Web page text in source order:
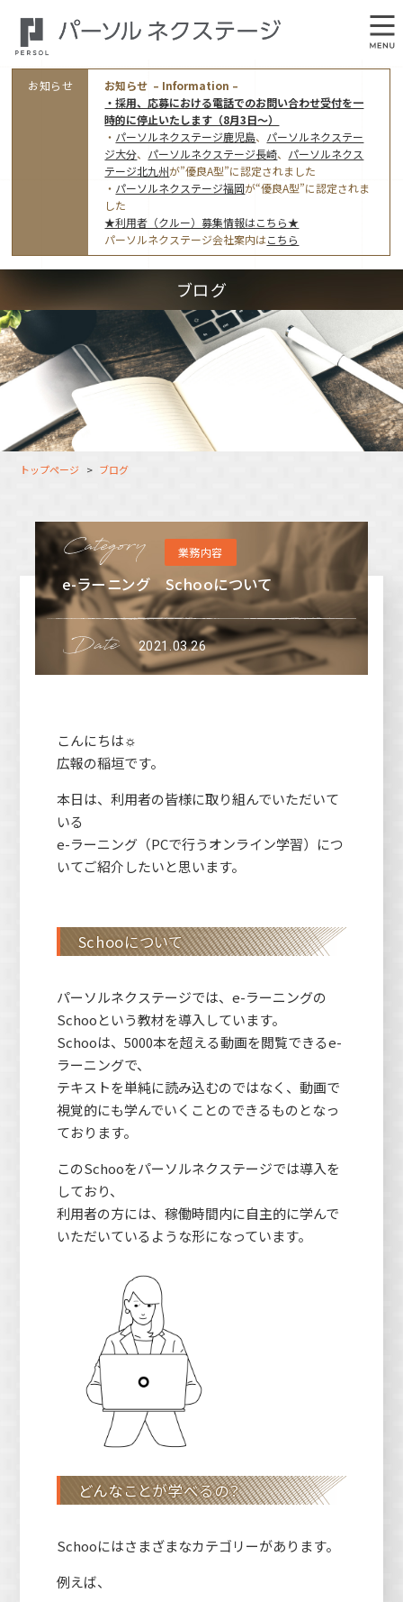
オフィス案内・アクセス
アクセストップ
東京オフィス
福岡オフィス
鹿児島オフィス
大分オフィス
長崎オフィス
福岡コネクトオフィス
松山オフィス
広島オフィス
高松オフィス
事業モデルと仕事内容
ワークスタイル
指定就労継続支援Ａ型事業所にかかる情報公表
採用情報トップ
利用者（クルー）募集
支援スタッフ（タレント） 募集
利用者（クルー）データ
お知らせ
お知らせ – Information –
・採用、応募における電話でのお問い合わせ受付を一
時的に停止いたします（8月3日～）
・ パーソルネクステージ鹿児島、 パーソルネクステー
ジ大分、 パーソルネクステージ長崎、 パーソルネクス
テージ北九州が”優良A型”に認定されました
・ パーソルネクステージ福岡が“優良A型”に認定されま
した
★利用者（クルー）募集情報はこちら★
パーソルネクステージ会社案内はこちら
ブログ
トップページ ブログ
業務内容
e-ラーニング Schooについて
2021.03.26
こんにちは☼
広報の稲垣です。
本日は、利用者の皆様に取り組んでいただいて
いる
e-ラーニング（PCで行うオンライン学習）につ
いてご紹介したいと思います。
Schooについて
パーソルネクステージでは、e-ラーニングの
Schooという教材を導入しています。
Schooは、5000本を超える動画を閲覧できるe-
ラーニングで、
テキストを単純に読み込むのではなく、動画で
視覚的にも学んでいくことのできるものとなっ
ております。
このSchooをパーソルネクステージでは導入を
しており、
利用者の方には、稼働時間内に自主的に学んで
いただいているような形になっています。
どんなことが学べるの？
Schooにはさまざまなカテゴリーがあります。
例えば、